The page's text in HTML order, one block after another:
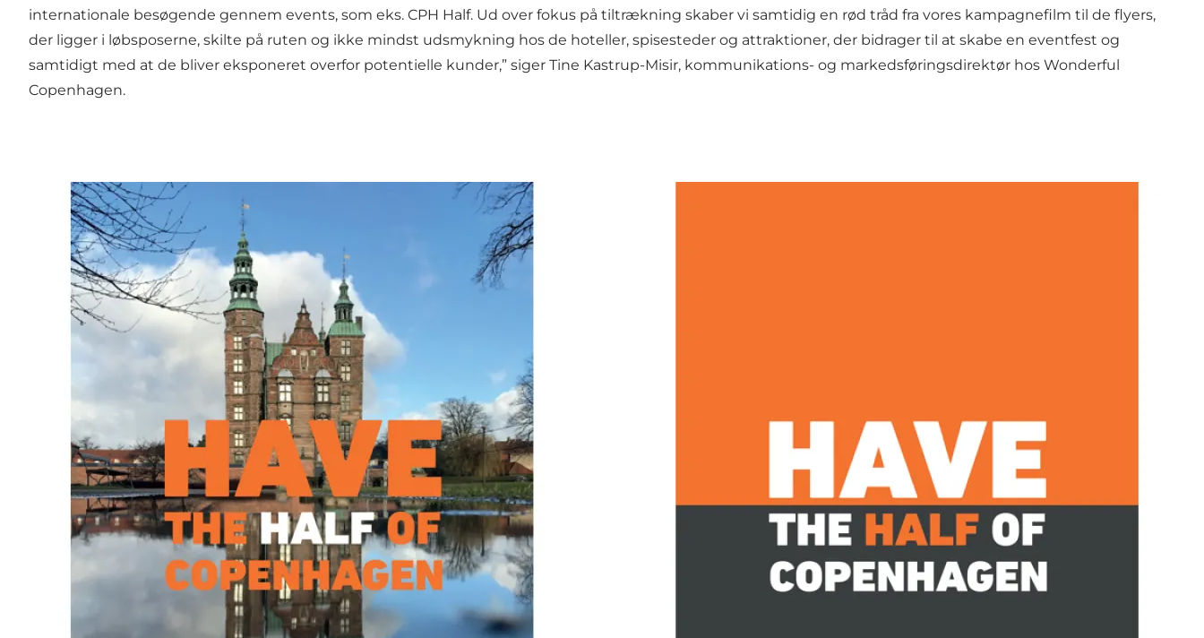
internationale besøgende gennem events, som eks. CPH Half. Ud over fokus på tiltrækning skaber vi samtidig en rød tråd fra vores kampagnefilm til de flyers,
der ligger i løbsposerne, skilte på ruten og ikke mindst udsmykning hos de hoteller, spisesteder og attraktioner, der bidrager til at skabe en eventfest og
samtidigt med at de bliver eksponeret overfor potentielle kunder,” siger Tine Kastrup-Misir, kommunikations- og markedsføringsdirektør hos Wonderful
Copenhagen.